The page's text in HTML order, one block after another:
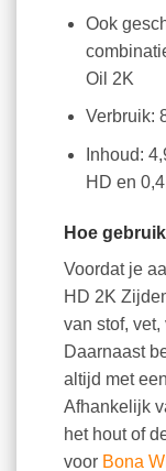
Ook
Oil 2K
Verbruik:
Inhoud:
HD en
Hoe
Voordat je
HD 2K
van stof,
Daarnaast
altijd met
Afhankelijk
het hout of
voor Bona